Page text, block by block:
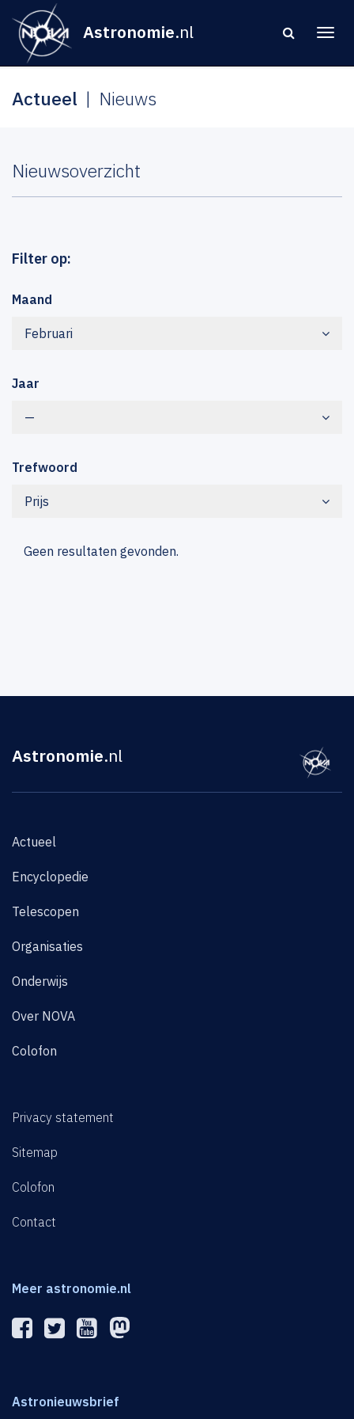
Astronomie.nl
Actueel Nieuws
Nieuwsoverzicht
Filter op:
Maand
Februari
Jaar
—
Trefwoord
Prijs
Geen resultaten gevonden.
Astronomie.nl
Actueel
Encyclopedie
Telescopen
Organisaties
Onderwijs
Over NOVA
Colofon
Privacy statement
Sitemap
Colofon
Contact
Meer astronomie.nl
Astronieuwsbrief